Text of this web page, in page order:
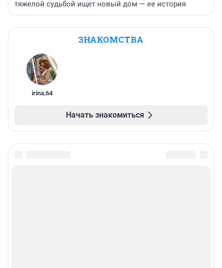
тяжелой судьбой ищет новый дом — ее история
ЗНАКОМСТВА
irina,64
Начать знакомиться